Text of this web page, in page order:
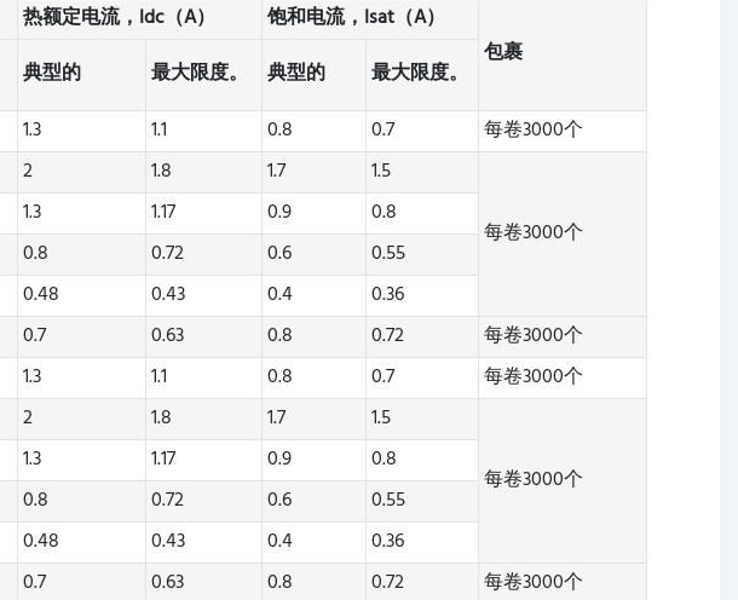
热额定电流，Idc（A）
饱和电流，Isat（A）
包裹
典型的 最大限度。 典型的
最大限度。
1.3 1.1 0.8 0.7
每卷3000个
2 1.8 1.7
1.5
每卷3000个
1.3 1.17 0.9
0.8
0.8 0.72 0.6
0.55
0.48 0.43 0.4
0.36
0.7 0.63 0.8 0.72
每卷3000个
1.3 1.1 0.8 0.7
每卷3000个
2 1.8 1.7
1.5
每卷3000个
1.3 1.17 0.9
0.8
0.8 0.72 0.6
0.55
0.48 0.43 0.4
0.36
0.7 0.63 0.8 0.72 每卷3000个